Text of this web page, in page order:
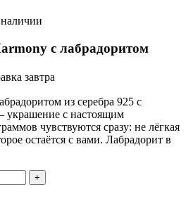
с лабрадоритом
завтра
из серебра 925 с
украшение с настоящим
чувствуются сразу: не лёгкая
остаётся с вами. Лабрадорит в
+